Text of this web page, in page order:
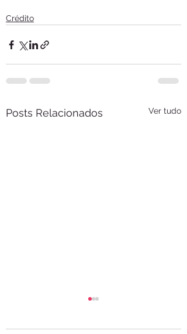
Crédito
Posts Relacionados Ver tudo